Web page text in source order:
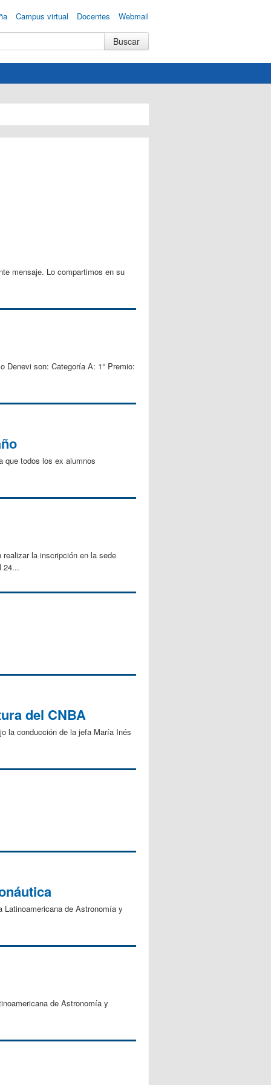
Campus virtual Docentes Webmail
mensaje. Lo compartimos en su
Denevi son: Categoría A: 1° Premio:
que todos los ex alumnos
la inscripción en la sede
24...
del CNBA
la conducción de la jefa María Inés
de Astronomía y
de Astronomía y